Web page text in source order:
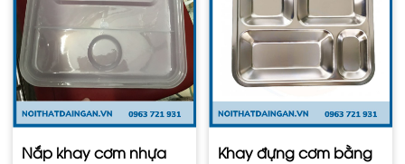
Nắp khay cơm nhựa
Khay đựng cơm bằng